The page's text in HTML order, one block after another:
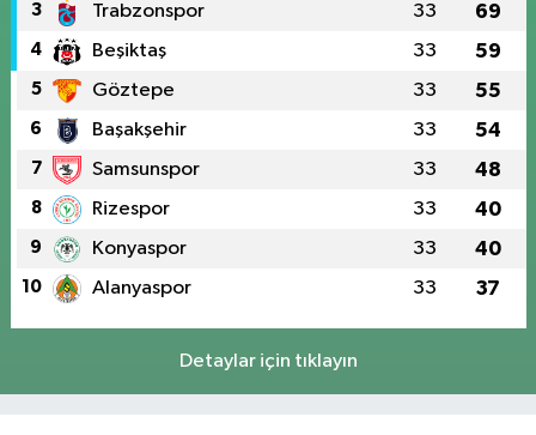
3 Trabzonspor 33 69
4 Beşiktaş 33 59
5 Göztepe 33 55
6 Başakşehir 33 54
7 Samsunspor 33 48
8 Rizespor 33 40
9 Konyaspor 33 40
10 Alanyaspor 33 37
Detaylar için tıklayın